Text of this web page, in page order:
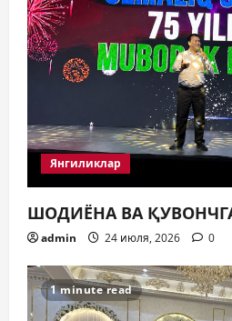
Янгиликлар
ШОДИЁНА ВА
admin 24 июля, 2026 0
1 minute read